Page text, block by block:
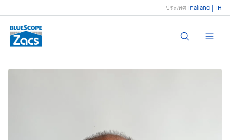
ประเทศThailand | TH